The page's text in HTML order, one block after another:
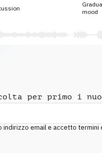
mood
per primo i
email e accetto termini